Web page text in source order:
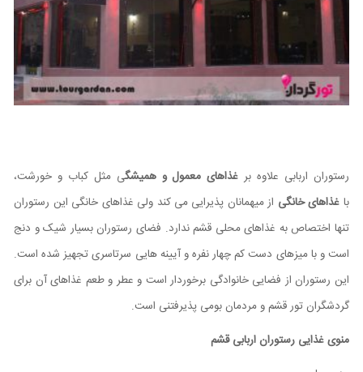
رستوران اربابی علاوه بر غذاهای معمول و همیشگی مثل کباب و خورشت،
با غذاهای خانگی از میهمانان پذیرایی می کند ولی غذاهای خانگی این رستوران
تنها اختصاص به غذاهای محلی قشم ندارد. فضای رستوران بسیار شیک و دنج
است و با میزهای دست کم چهار نفره و آیینه هایی سرتاسری تجهیز شده است.
این رستوران از فضایی خانوادگی برخوردار است و عطر و طعم غذاهای آن برای
گردشگران تور قشم و مردمان بومی پذیرفتنی است.
منوی غذایی رستوران اربابی قشم